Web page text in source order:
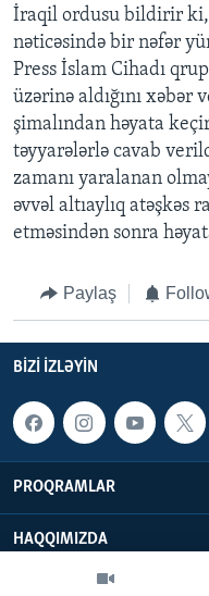
MEDIA AZADLIĞI
BAŞ MƏQALƏ
LEARNING ENGLISH
BIZI IZLƏYIN
İraqil ordusu bildirir
nəticəsində bir nəfər
Press İslam Cihadı
üzərinə aldığını xəbər
şimalından həyata
təyyarələrlə cavab
zamanı yaralanan
əvvəl altıaylıq atəşkəs
etməsindən sonra
Paylaş
BIZI IZLƏYIN
PROQRAMLAR
HAQQIMIZDA